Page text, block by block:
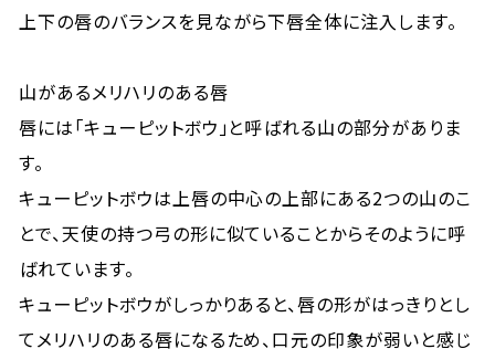
上下の唇のバランスを見ながら下唇全体に注入します。
山があるメリハリのある唇
唇には「キューピットボウ」と呼ばれる山の部分がありま
す。
キューピットボウは上唇の中心の上部にある2つの山のこ
とで、天使の持つ弓の形に似ていることからそのように呼
ばれています。
キューピットボウがしっかりあると、唇の形がはっきりとし
てメリハリのある唇になるため、口元の印象が弱いと感じ